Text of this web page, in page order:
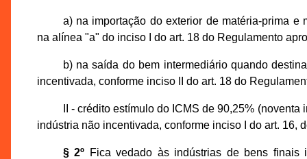
a) na importação do exterior de matéria-prima
na alínea "a" do inciso I do art. 18 do Regulamento
b) na saída do bem intermediário quando
incentivada, conforme inciso II do art. 18 do
II - crédito estímulo do ICMS de 90,25%
indústria não incentivada, conforme inciso I do art. 16,
§ 2º Fica vedado às indústrias de bens finais